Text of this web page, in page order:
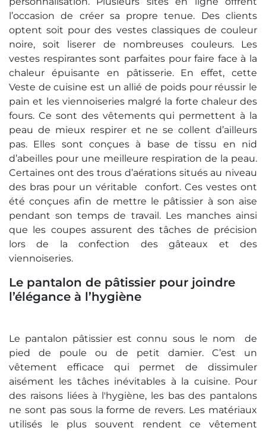
l’occasion de créer sa propre tenue. Des clients
optent soit pour des vestes classiques de couleur
noire, soit liserer de nombreuses couleurs. Les
vestes respirantes sont parfaites pour faire face à la
chaleur épuisante en pâtisserie. En effet, cette
Veste de cuisine est un allié de poids pour réussir le
pain et les viennoiseries malgré la forte chaleur des
fours. Ce sont des vêtements qui permettent à la
peau de mieux respirer et ne se collent d’ailleurs
pas. Elles sont conçues à base de tissu en nid
d’abeilles pour une meilleure respiration de la peau.
Certaines ont des trous d’aérations situés au niveau
des bras pour un véritable confort. Ces vestes ont
été conçues afin de mettre le pâtissier à son aise
pendant son temps de travail. Les manches ainsi
que les coupes assurent des tâches de précision
lors de la confection des gâteaux et des
viennoiseries.
Le pantalon de pâtissier pour joindre
l’élégance à l’hygiène
Le pantalon pâtissier est connu sous le nom de
pied de poule ou de petit damier. C’est un
vêtement efficace qui permet de dissimuler
aisément les tâches inévitables à la cuisine. Pour
des raisons liées à l'hygiène, les bas des pantalons
ne sont pas sous la forme de revers. Les matériaux
utilisés le plus souvent rendent ce vêtement